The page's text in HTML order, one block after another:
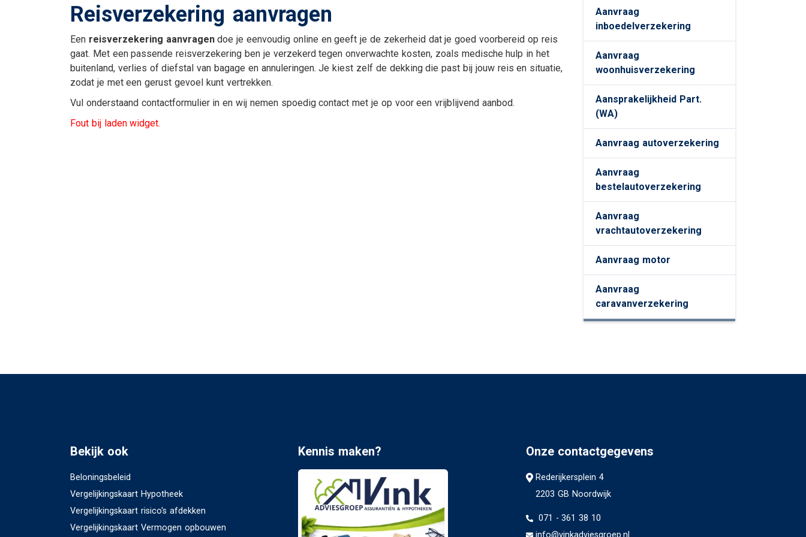
Uitvaartverzekering
Woonhuisverzekering
bestelautoverzekering
Aanvraag
vrachtautoverzekering
Aanvraag
caravanverzekering
Reisverzekering aanvragen
Een reisverzekering aanvragendoe je eenvoudig online en geeft je de zekerheid dat je goed voorbereid op reis
gaat. Met een passende reisverzekering ben je verzekerd tegen onverwachte kosten, zoals medische hulp in het
buitenland, verlies of diefstal van bagage en annuleringen. Je kiest zelf de dekking die past bij jouw reis en situatie,
zodat je met een gerust gevoel kunt vertrekken.
Vul onderstaand contactformulier in en wij nemen spoedig contact met je op voor een vrijblijvend aanbod.
Fout bij laden widget.
Aanvraag
inboedelverzekering
Aanvraag
woonhuisverzekering
Aansprakelijkheid Part.
(WA)
Aanvraag autoverzekering
Aanvraag
bestelautoverzekering
Aanvraag
vrachtautoverzekering
Aanvraag motor
Aanvraag
caravanverzekering
Bekijk ook
Beloningsbeleid
Vergelijkingskaart Hypotheek
Vergelijkingskaart risico's afdekken
Vergelijkingskaart Vermogen opbouwen
Kennis maken? Onze contactgegevens
Rederijkersplein 4
2203 GB Noordwijk
071 - 361 38 10
info@vinkadviesgroep.nl